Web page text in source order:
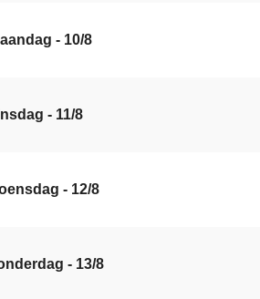
- 10/8
- 11/8
- 12/8
- 13/8